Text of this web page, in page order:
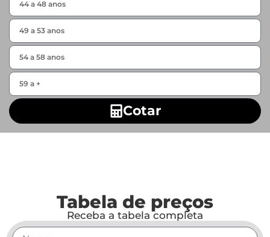
Cotar
Tabela de preços
Receba a tabela completa